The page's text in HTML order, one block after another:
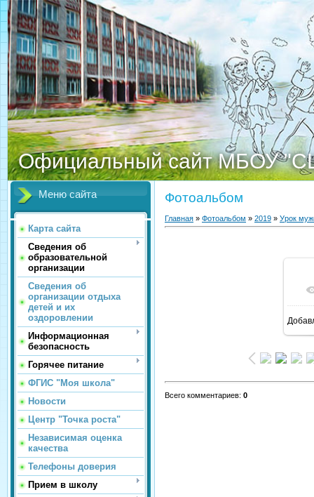
Официальный сайт МБОУ
Меню сайта
Карта сайта
Сведения об
образовательной
организации
Сведения об
организации отдыха
детей и их
оздоровлении
Информационная
безопасность
Горячее питание
ФГИС "Моя школа"
Новости
Центр "Точка роста"
Независимая оценка
качества
Телефоны доверия
Прием в школу
Фотоальбом
Главная » Фотоальбом » 2019 » Урок
Всего комментариев: 0